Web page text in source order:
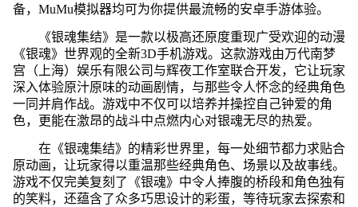
备，MuMu模拟器均可为你提供最流畅的安卓手游体验。
《银魂集结》是一款以极高还原度重现广受欢迎的动漫
《银魂》世界观的全新3D手机游戏。这款游戏由万代南梦
宫（上海）娱乐有限公司与辉夜工作室联合开发，它让玩家
深入体验原汁原味的动画剧情，与那些令人怀念的经典角色
一同并肩作战。游戏中不仅可以培养并操控自己钟爱的角
色，更能在激昂的战斗中点燃内心对银魂无尽的热爱。
在《银魂集结》的精彩世界里，每一处细节都力求贴合
原动画，让玩家得以重温那些经典角色、场景以及故事线。
游戏不仅完美复刻了《银魂》中令人捧腹的桥段和角色独有
的笑料，还蕴含了众多巧思设计的彩蛋，等待玩家去探索和